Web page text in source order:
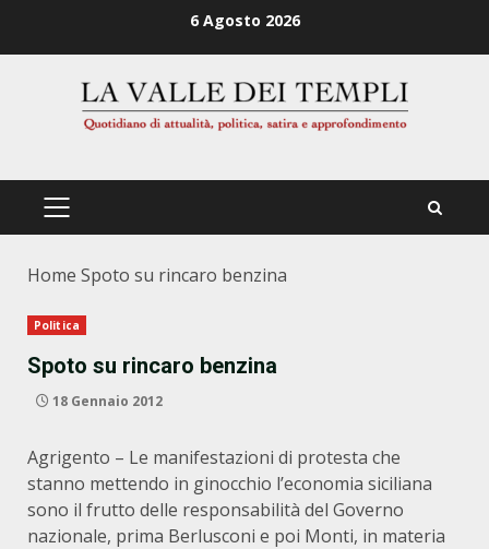
6 Agosto 2026
PRIMÄRES
Home Spoto su rincaro benzina
Politica
Spoto su rincaro benzina
18 Gennaio 2012
Agrigento – Le manifestazioni di protesta che
stanno mettendo in ginocchio l’economia siciliana
sono il frutto delle responsabilità del Governo
nazionale, prima Berlusconi e poi Monti, in materia